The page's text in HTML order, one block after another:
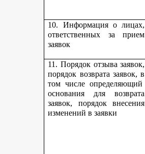
10. Информация о лицах,
ответственных за прием
заявок
11. Порядок отзыва заявок,
порядок возврата заявок, в
том числе определяющий
основания для возврата
заявок, порядок внесения
изменений в заявки